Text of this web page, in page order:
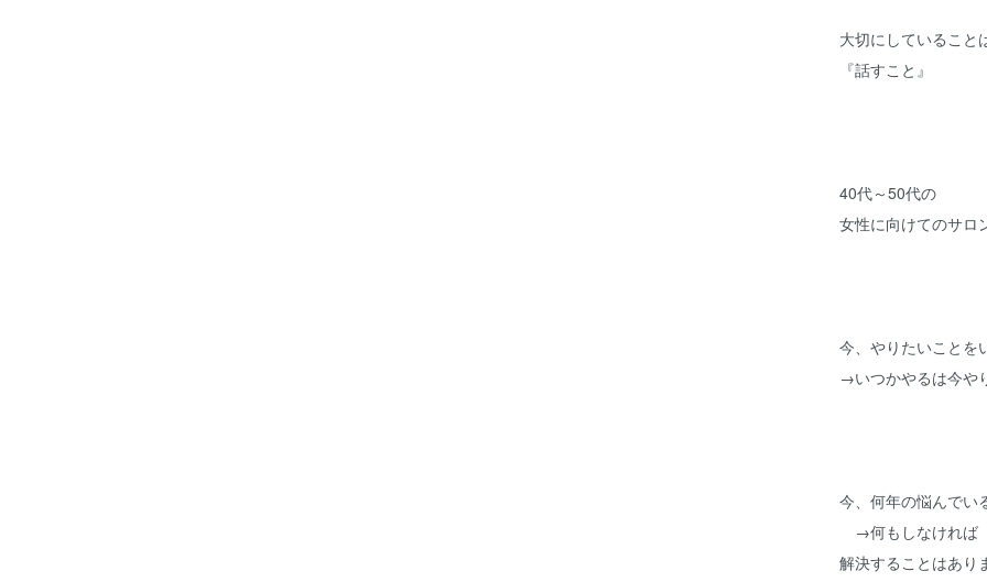
大切にしていること
『話すこと』
40代～50代の
女性に向けてのサロ
今、やりたいことを
→いつかやるは今や
今、何年の悩んでい
→何もしなければ
解決することはあり